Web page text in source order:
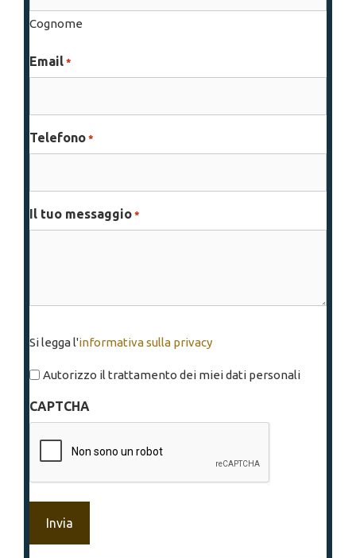
Cognome
Email *
Telefono *
Il tuo messaggio *
legga
l'informativa
privacy
Si legga l'informativa sulla privacy
Autorizzo il trattamento dei miei dati personali
CAPTCHA